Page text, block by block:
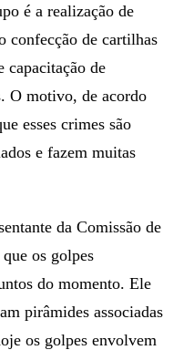
é a realização de
confecção de cartilhas
capacitação de
O motivo, de acordo
esses crimes são
e fazem muitas
da Comissão de
os golpes
do momento. Ele
pirâmides associadas
os golpes envolvem